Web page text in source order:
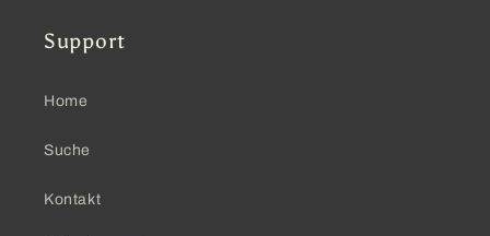
Support
Home
Suche
Kontakt